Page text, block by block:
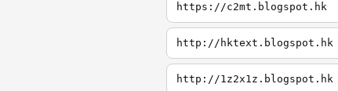
https://c2mt.blogspot.hk
http://hktext.blogspot.hk
http://1z2x1z.blogspot.hk